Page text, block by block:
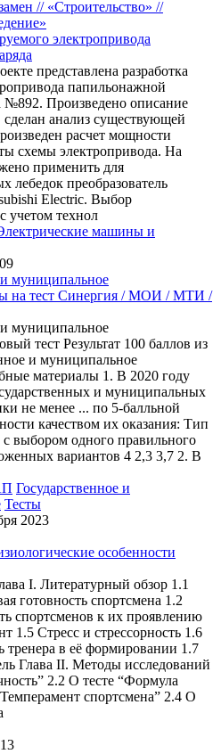
электропривода
представлена разработка
папильонажной
№892. Произведено описание
сделан анализ существующей
расчет мощности
схемы электропривода. На
применить для
лебедок преобразователь
Electric. Выбор
учетом технол
машины и
муниципальное
на тест Синергия / МОИ / МТИ /
муниципальное
тест Результат 100 баллов из
и муниципальное
материалы 1. В 2020 году
и муниципальных
не менее ... по 5-балльной
качеством их оказания: Тип
выбором одного правильного
вариантов 4 2,3 3,7 2. В
Государственное и
Тесты
2023
особенности
I. Литературный обзор 1.1
готовность спортсмена 1.2
спортсменов к их проявлению
1.5 Стресс и стрессорность 1.6
тренера в её формировании 1.7
Глава II. Методы исследований
2.2 О тесте “Формула
спортсмена” 2.4 О